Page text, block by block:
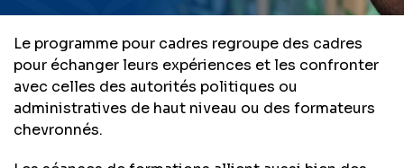
Le programme pour cadres regroupe des cadres
pour échanger leurs expériences et les confronter
avec celles des autorités politiques ou
administratives de haut niveau ou des formateurs
chevronnés.